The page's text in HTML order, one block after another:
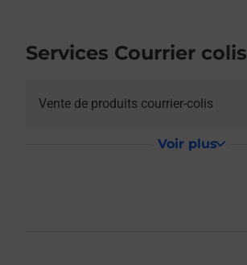
Services Courrier colis
Vente de produits courrier-colis
Voir plus